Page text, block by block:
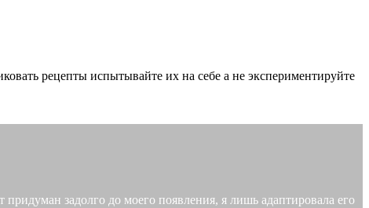
рецепты испытывайте их на себе а не экспериментируйте
задолго до моего появления, я лишь адаптировала его